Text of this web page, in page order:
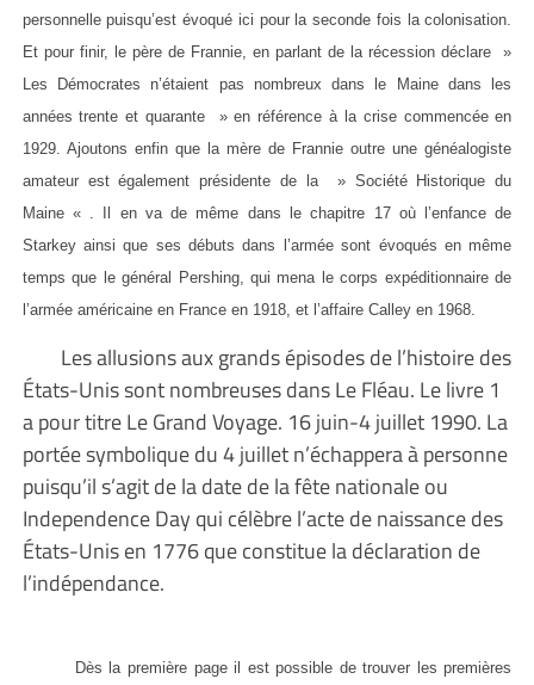
personnelle puisqu’est évoqué ici pour la seconde fois la colonisation.
Et pour finir, le père de Frannie, en parlant de la récession déclare »
Les Démocrates n’étaient pas nombreux dans le Maine dans les
années trente et quarante » en référence à la crise commencée en
1929. Ajoutons enfin que la mère de Frannie outre une généalogiste
amateur est également présidente de la » Société Historique du
Maine « . Il en va de même dans le chapitre 17 où l’enfance de
Starkey ainsi que ses débuts dans l’armée sont évoqués en même
temps que le général Pershing, qui mena le corps expéditionnaire de
l’armée américaine en France en 1918, et l’affaire Calley en 1968.
Les allusions aux grands épisodes de l’histoire des
États-Unis sont nombreuses dans Le Fléau. Le livre 1
a pour titre Le Grand Voyage. 16 juin-4 juillet 1990. La
portée symbolique du 4 juillet n’échappera à personne
puisqu’il s’agit de la date de la fête nationale ou
Independence Day qui célèbre l’acte de naissance des
États-Unis en 1776 que constitue la déclaration de
l’indépendance.
Dès la première page il est possible de trouver les premières